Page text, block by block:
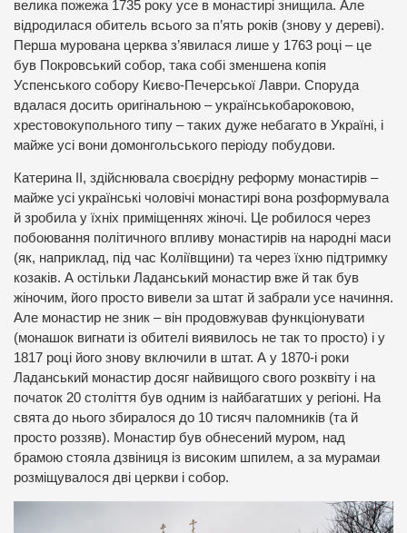
велика пожежа 1735 року усе в монастирі знищила. Але
відродилася обитель всього за п’ять років (знову у дереві).
Перша мурована церква з’явилася лише у 1763 році – це
був Покровський собор, така собі зменшена копія
Успенського собору Києво-Печерської Лаври. Споруда
вдалася досить оригінальною – українськобароковою,
хрестовокупольного типу – таких дуже небагато в Україні, і
майже усі вони домонгольського періоду побудови.
Катерина ІІ, здійснювала своєрідну реформу монастирів –
майже усі українські чоловічі монастирі вона розформувала
й зробила у їхніх приміщеннях жіночі. Це робилося через
побоювання політичного впливу монастирів на народні маси
(як, наприклад, під час Коліївщини) та через їхню підтримку
козаків. А остільки Ладанський монастир вже й так був
жіночим, його просто вивели за штат й забрали усе начиння.
Але монастир не зник – він продовжував функціонувати
(монашок вигнати із обителі виявилось не так то просто) і у
1817 році його знову включили в штат. А у 1870-і роки
Ладанський монастир досяг найвищого свого розквіту і на
початок 20 століття був одним із найбагатших у регіоні. На
свята до нього збиралося до 10 тисяч паломників (та й
просто роззяв). Монастир був обнесений муром, над
брамою стояла дзвіниця із високим шпилем, а за мурамаи
розміщувалося дві церкви і собор.